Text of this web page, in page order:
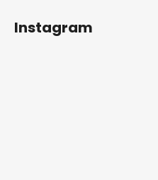
Instagram